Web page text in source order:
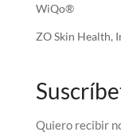
WiQo®
ZO Skin Health,
Quiero recibir